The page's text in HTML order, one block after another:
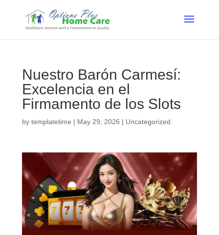
Nuestro Barón Carmesí:
Excelencia en el
Firmamento de los Slots
by templatetime | May 29, 2026 | Uncategorized